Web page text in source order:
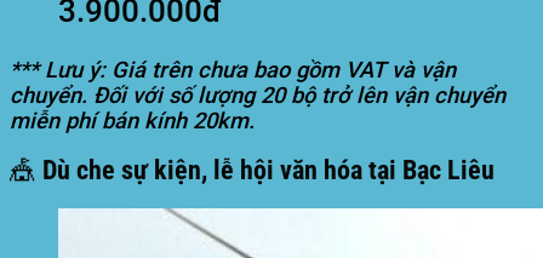
3.900.000đ
*** Lưu ý: Giá trên chưa bao gồm VAT và vận
chuyển. Đối với số lượng 20 bộ trở lên vận chuyển
miễn phí bán kính 20km.
🎪 Dù che sự kiện, lễ hội văn hóa tại Bạc Liêu